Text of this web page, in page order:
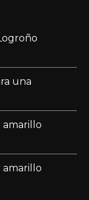
una
amarillo
amarillo